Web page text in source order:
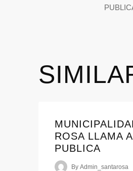
ROSA LLAMA
PUBLICA
By Admin_santarosa